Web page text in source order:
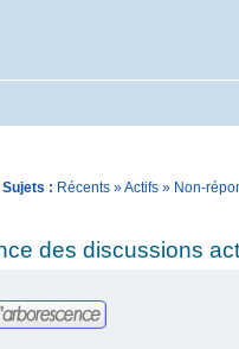
Sujets : Récents»Actifs» Non-
des discussions